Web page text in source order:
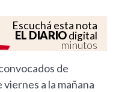
Escuchá esta nota
EL DIARIOdigital
minutos
de
a la mañana